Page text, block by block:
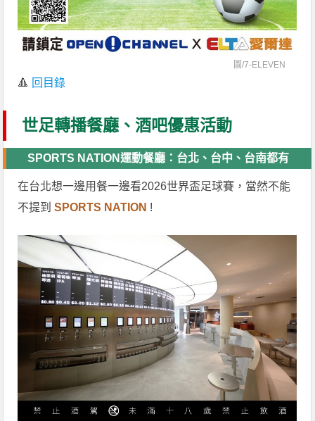
圖/7-ELEVEN
🔺 回目錄
世足轉播餐廳、酒吧優惠活動
SPORTS NATION運動餐廳：台北、台中、台南都有
在台北想一邊用餐一邊看2026世界盃足球賽，當然不能
不提到 SPORTS NATION !